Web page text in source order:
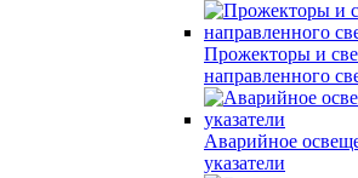
Прожекторы и
направленного
Аварийное
указатели